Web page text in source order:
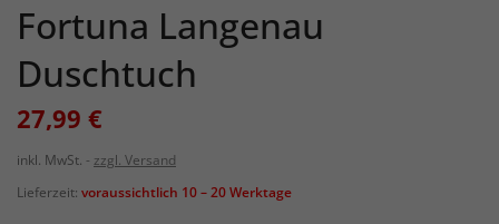
Fortuna Langenau
Duschtuch
27,99 €
inkl. MwSt.
zzgl. Versand
Lieferzeit: voraussichtlich 10 – 20 Werktage